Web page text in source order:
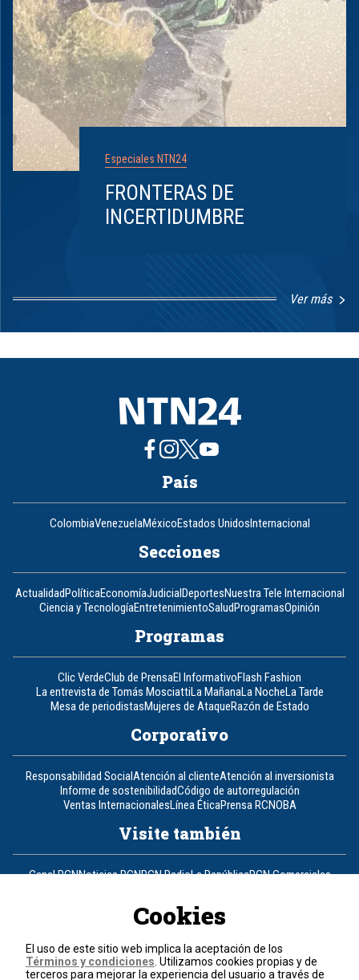
Especiales NTN24
FRONTERAS DE
INCERTIDUMBRE
Ver más
8
País
ColombiaVenezuelaMéxicoEstados UnidosInternacional
Secciones
ActualidadPolíticaEconomíaJudicialDeportesNuestra Tele Internacional
Ciencia y TecnologíaEntretenimientoSaludProgramasOpinión
Programas
Clic VerdeClub de PrensaEl InformativoFlash Fashion
La entrevista de Tomás MosciattiLa MañanaLa NocheLa Tarde
Mesa de periodistasMujeres de AtaqueRazón de Estado
Corporativo
Responsabilidad SocialAtención al clienteAtención al inversionista
Informe de sostenibilidadCódigo de autorregulación
Ventas InternacionalesLínea ÉticaPrensa RCNOBA
Visite también
Canal RCNNoticias RCNRCN RadioLa RepúblicaRCN Comerciales
Un producto de RCN Televisión
Contáctenos
Teléfono+57 (601) 426 92 92
Cookies
El uso de este sitio web implica la aceptación de los
Términos y condiciones . Utilizamos cookies propias y de
terceros para mejorar la experiencia del usuario a través de